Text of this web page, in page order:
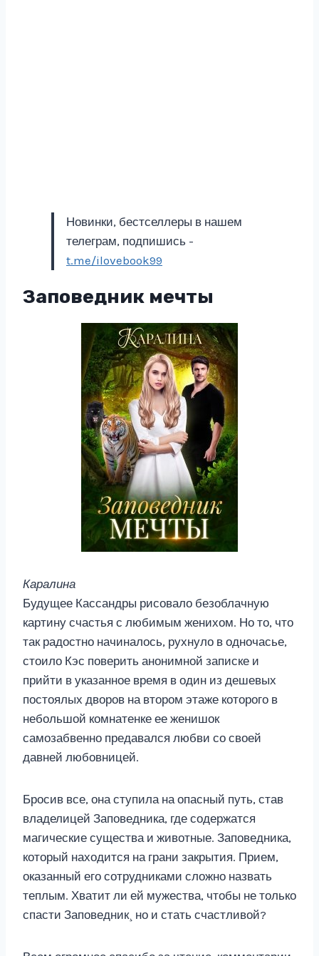
Новинки, бестселлеры в нашем
телеграм, подпишись -
t.me/ilovebook99
Заповедник мечты
Каралина
Будущее Кассандры рисовало безоблачную
картину счастья с любимым женихом. Но то, что
так радостно начиналось, рухнуло в одночасье,
стоило Кэс поверить анонимной записке и
прийти в указанное время в один из дешевых
постоялых дворов на втором этаже которого в
небольшой комнатенке ее женишок
самозабвенно предавался любви со своей
давней любовницей.
Бросив все, она ступила на опасный путь, став
владелицей Заповедника, где содержатся
магические существа и животные. Заповедника,
который находится на грани закрытия. Прием,
оказанный его сотрудниками сложно назвать
теплым. Хватит ли ей мужества, чтобы не только
спасти Заповедник¸ но и стать счастливой?